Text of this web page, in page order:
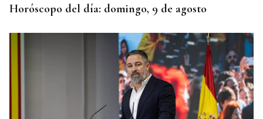
Horóscopo del día: domingo, 9 de agosto